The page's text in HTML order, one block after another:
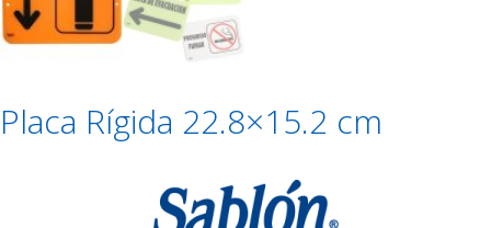
Placa Rígida 22.8×15.2 cm